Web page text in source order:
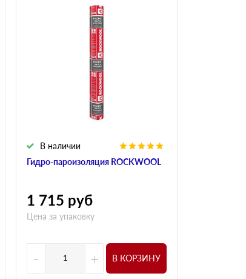
Гидро-пароизоляция ROCKWOOL
В наличии
1 715 руб
Цена за упаковку
- + В КОРЗИНУ